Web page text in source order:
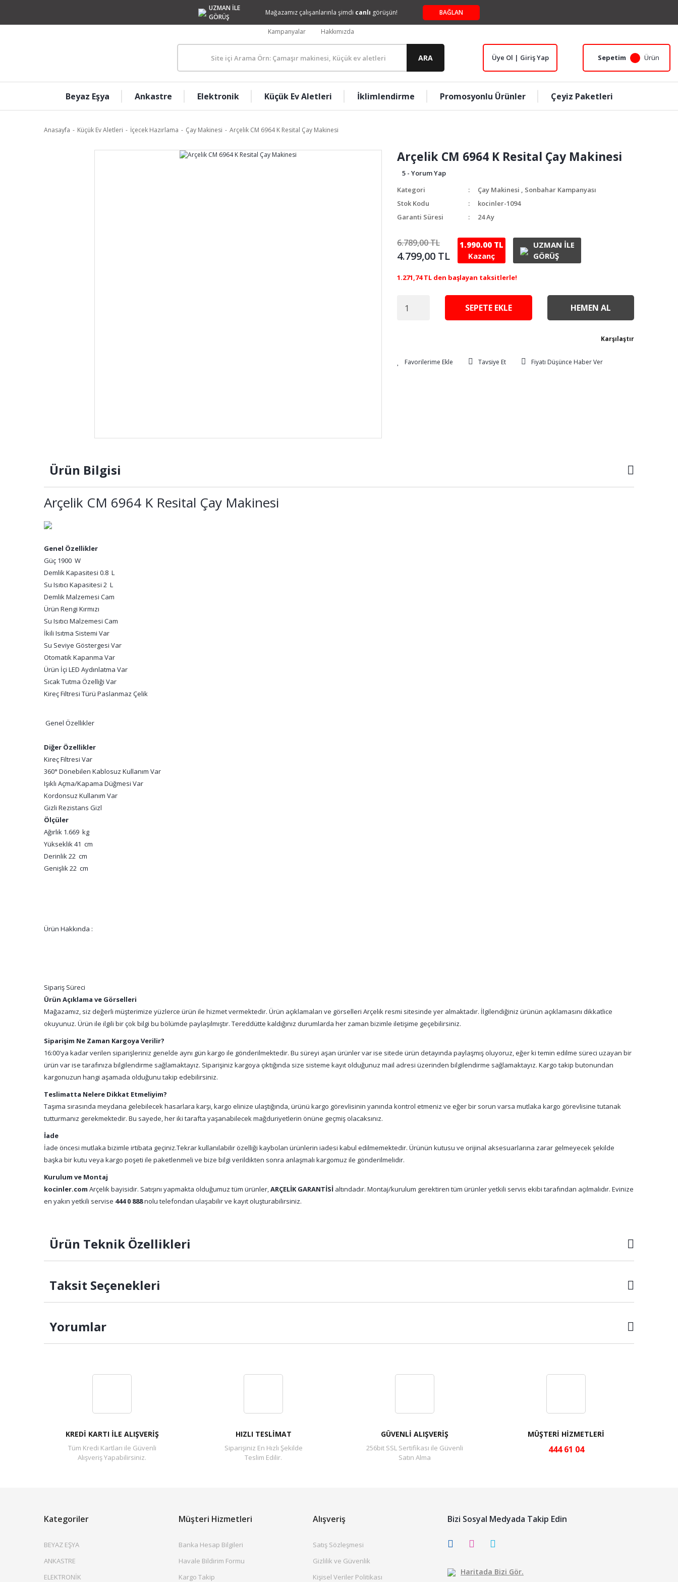
UZMAN İLE
GÖRÜŞ
Mağazamız çalışanlarınla şimdi canlı görüşün! BAĞLAN
Kampanyalar Hakkımızda
ARA Üye Ol | Giriş Yap Sepetim Ürün
Beyaz Eşya Ankastre Elektronik Küçük Ev Aletleri İklimlendirme Promosyonlu Ürünler Çeyiz Paketleri
Anasayfa Küçük Ev Aletleri İçecek Hazırlama Çay Makinesi Arçelik CM 6964 K Resital Çay Makinesi
Arçelik CM 6964 K Resital Çay Makinesi
5 - Yorum Yap
Kategori
Çay Makinesi , Sonbahar Kampanyası
Stok Kodu
kocinler-1094
Garanti Süresi
24 Ay
6.789,00 TL
4.799,00 TL Kazanç
1.990.00 TL
UZMAN İLE
GÖRÜŞ
1.271,74 TL den başlayan taksitlerle!
SEPETE EKLE HEMEN AL
Karşılaştır
Tavsiye Et Fiyatı Düşünce Haber Ver
Ürün Bilgisi
Arçelik CM 6964 K Resital Çay Makinesi
Genel Özellikler
Güç 1900 W
Demlik Kapasitesi 0.8 L
Su Isıtıcı Kapasitesi 2 L
Demlik Malzemesi Cam
Ürün Rengi Kırmızı
Su Isıtıcı Malzemesi Cam
İkili Isıtma Sistemi Var
Su Seviye Göstergesi Var
Otomatik Kapanma Var
Ürün İçi LED Aydınlatma Var
Sıcak Tutma Özelliği Var
Kireç Filtresi Türü Paslanmaz Çelik
Genel Özellikler
Diğer Özellikler
Kireç Filtresi Var
360° Dönebilen Kablosuz Kullanım Var
Işıklı Açma/Kapama Düğmesi Var
Kordonsuz Kullanım Var
Gizli Rezistans Gizl
Ölçüler
Ağırlık 1.669 kg
Yükseklik 41 cm
Derinlik 22 cm
Genişlik 22 cm
Ürün Hakkında :
Sipariş Süreci
Ürün Açıklama ve Görselleri
Mağazamız, siz değerli müşterimize yüzlerce ürün ile hizmet vermektedir. Ürün açıklamaları ve görselleri Arçelik resmi sitesinde yer almaktadır. İlgilendiğiniz ürünün açıklamasını dikkatlice
okuyunuz. Ürün ile ilgili bir çok bilgi bu bölümde paylaşılmıştır. Tereddütte kaldığınız durumlarda her zaman bizimle iletişime geçebilirsiniz.
Siparişim Ne Zaman Kargoya Verilir?
16:00'ya kadar verilen siparişleriniz genelde aynı gün kargo ile gönderilmektedir. Bu süreyi aşan ürünler var ise sitede ürün detayında paylaşmış oluyoruz, eğer ki temin edilme süreci uzayan bir
ürün var ise tarafınıza bilgilendirme sağlamaktayız. Siparişiniz kargoya çıktığında size sisteme kayıt olduğunuz mail adresi üzerinden bilgilendirme sağlamaktayız. Kargo takip butonundan
kargonuzun hangi aşamada olduğunu takip edebilirsiniz.
Teslimatta Nelere Dikkat Etmeliyim?
Taşıma sırasında meydana gelebilecek hasarlara karşı, kargo elinize ulaştığında, ürünü kargo görevlisinin yanında kontrol etmeniz ve eğer bir sorun varsa mutlaka kargo görevlisine tutanak
tutturmanız gerekmektedir. Bu sayede, her iki tarafta yaşanabilecek mağduriyetlerin önüne geçmiş olacaksınız.
İade
İade öncesi mutlaka bizimle irtibata geçiniz.Tekrar kullanılabilir özelliği kaybolan ürünlerin iadesi kabul edilmemektedir. Ürünün kutusu ve orijinal aksesuarlarına zarar gelmeyecek şekilde
başka bir kutu veya kargo poşeti ile paketlenmeli ve bize bilgi verildikten sonra anlaşmalı kargomuz ile gönderilmelidir.
Kurulum ve Montaj
kocinler.com Arçelik bayisidir. Satışını yapmakta olduğumuz tüm ürünler,ARÇELİK GARANTİSİ altındadır. Montaj/kurulum gerektiren tüm ürünler yetkili servis ekibi tarafından açılmalıdır. Evinize
en yakın yetkili servise 444 0 888nolu telefondan ulaşabilir ve kayıt oluşturabilirsiniz.
Ürün Teknik Özellikleri
Taksit Seçenekleri
Yorumlar
Yorum Yaz
KREDİ KARTI İLE ALIŞVERİŞ
Tüm Kredi Kartları ile Güvenli
Alışveriş Yapabilirsiniz.
HIZLI TESLİMAT
Siparişiniz En Hızlı Şekilde
Teslim Edilir.
GÜVENLİ ALIŞVERİŞ
256bit SSL Sertifikası ile Güvenli
Satın Alma
MÜŞTERİ HİZMETLERİ
444 61 04
Kategoriler
BEYAZ EŞYA
ANKASTRE
ELEKTRONİK
Müşteri Hizmetleri
Banka Hesap Bilgileri
Havale Bildirim Formu
Kargo Takip
Alışveriş
Satış Sözleşmesi
Gizlilik ve Güvenlik
Kişisel Veriler Politikası
Bizi Sosyal Medyada Takip Edin
Haritada Bizi Gör.